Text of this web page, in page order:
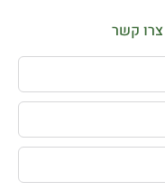
צרו קשר